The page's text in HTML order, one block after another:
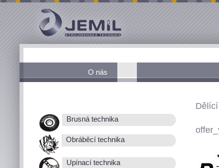
O nás
Brusná technika
Obráběcí technika
Upínací technika